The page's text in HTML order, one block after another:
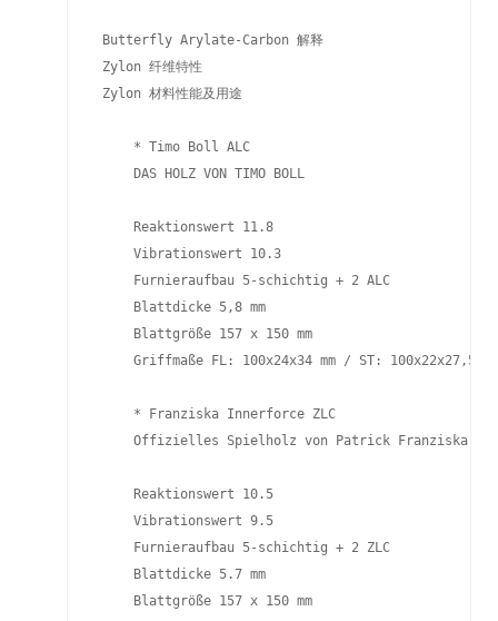
Butterfly Arylate-Carbon 解释
Zylon 纤维特性
Zylon 材料性能及用途
     * Timo Boll ALC
     DAS HOLZ VON TIMO BOLL
     Reaktionswert 11.8
     Vibrationswert 10.3
     Furnieraufbau 5-schichtig + 2 ALC
     Blattdicke 5,8 mm
     Blattgröße 157 x 150 mm
Griffmaße FL: 100x24x34 mm / ST: 100x22x27,5
     * Franziska Innerforce ZLC
     Offizielles Spielholz von Patrick Franziska
     Reaktionswert 10.5
     Vibrationswert 9.5
     Furnieraufbau 5-schichtig + 2 ZLC
     Blattdicke 5.7 mm
     Blattgröße 157 x 150 mm